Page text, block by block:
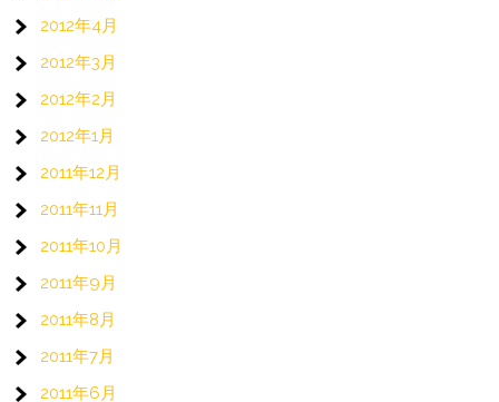
2012年4月
2012年3月
2012年2月
2012年1月
2011年12月
2011年11月
2011年10月
2011年9月
2011年8月
2011年7月
2011年6月